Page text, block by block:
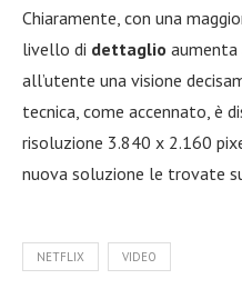
Chiaramente, con una
livello di dettaglio aumenta
all’utente una visione
tecnica, come accennato, è
risoluzione 3.840 x 2.160
nuova soluzione le trovate
NETFLIX VIDEO